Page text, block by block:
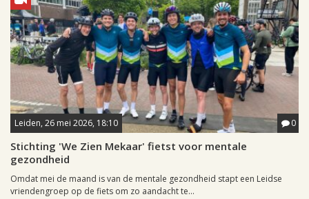
Leiden, 26 mei 2026, 18:10 0
Stichting 'We Zien Mekaar' fietst voor mentale
gezondheid
Omdat mei de maand is van de mentale gezondheid stapt een Leidse
vriendengroep op de fiets om zo aandacht te...